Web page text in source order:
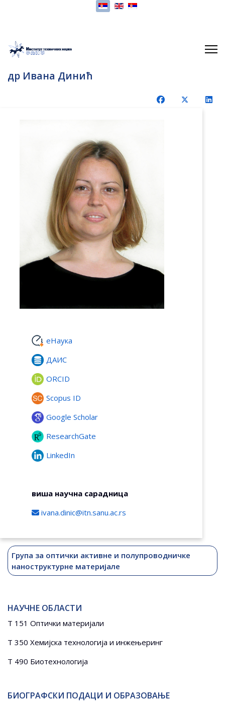
Изаберите ваш језик
др Ивана Динић
еНаука
ДАИС
ORCID
Scopus ID
Google Scholar
ResearchGate
LinkedIn
виша научна сарадница
ivana.dinic@itn.sanu.ac.rs
Група за оптички активне и полупроводничке
наноструктурне материјале
НАУЧНЕ ОБЛАСТИ
T 151 Оптички материјали
T 350 Хемијска технологија и инжењеринг
T 490 Биотехнологија
БИОГРАФСКИ ПОДАЦИ И ОБРАЗОВАЊЕ